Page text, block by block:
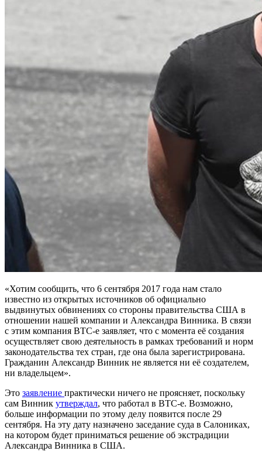
«Хотим сообщить, что 6 сентября 2017 года нам стало
известно из открытых источников об официально
выдвинутых обвинениях со стороны правительства США в
отношении нашей компании и Александра Винника. В связи
с этим компания BTC-e заявляет, что с момента её создания
осуществляет свою деятельность в рамках требований и норм
законодательства тех стран, где она была зарегистрирована.
Гражданин Александр Винник не является ни её создателем,
ни владельцем».
Это заявление практически ничего не проясняет, поскольку
сам Винник утверждал, что работал в BTC-e. Возможно,
больше информации по этому делу появится после 29
сентября. На эту дату назначено заседание суда в Салониках,
на котором будет приниматься решение об экстрадиции
Александра Винника в США.